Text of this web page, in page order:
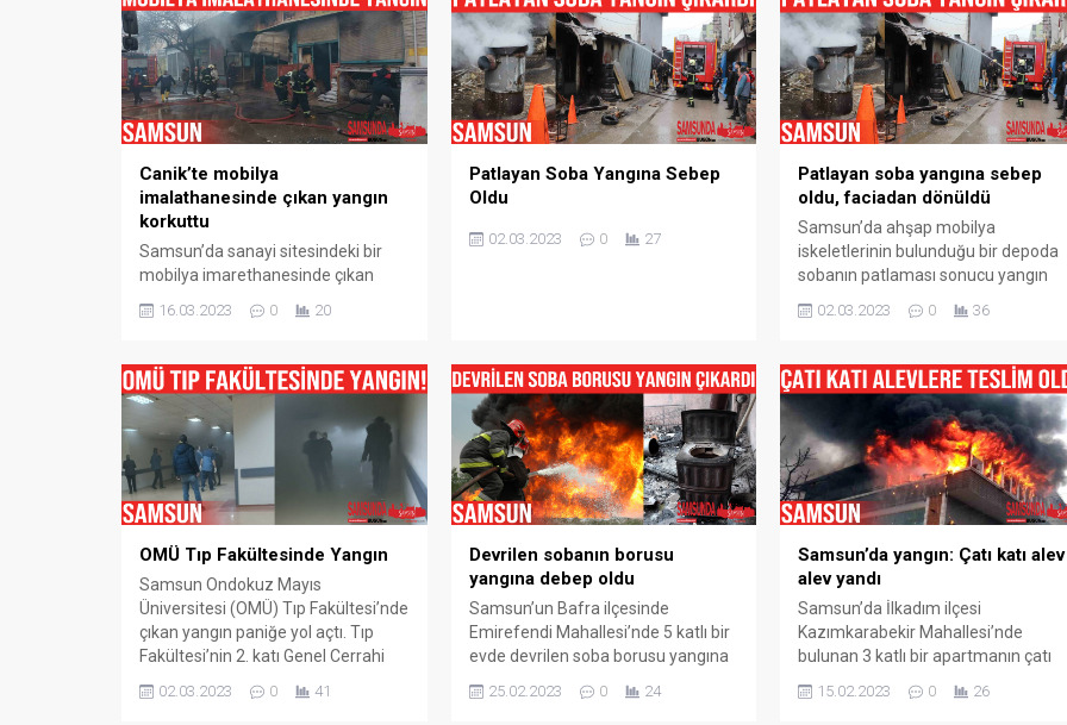
karayolu kenarındaki Kaldırım
Camii‘nin yanında bulunan imamın
kaldığı lojmanda yangın çıktı. Cami
imamı İsmet Söylemez ve ailesi
evde olmadığı sırada çıkan
yangında, alevler tek katlı...
Canik’te mobilya
imalathanesinde çıkan yangın
korkuttu
Samsun’da sanayi sitesindeki bir
mobilya imarethanesinde çıkan
sonucu söndürüldü. Yangın,
Eski Sanayi Sitesi‘ndeki bir mobilya
imalathanesinde saat 06.30
sıralarında meydana geldi. Edinen
bilgiye göre, mobilya
imalathanesinden dumanların
çıktığını gören vatandaşlar olayı 112
Acil Çağrı Merkezine bildirdi. Yangın
16.03.2023 0 20
Patlayan Soba Yangına Sebep
Oldu
02.03.2023 0 27
Patlayan soba yangına sebep
oldu, faciadan dönüldü
Samsun’da ahşap mobilya
iskeletlerinin bulunduğu bir depoda
sobanın patlaması sonucu yangın
depo içerisinde bulunan
dükkanının deposunda çıkan yangın
Canik ilçesi Yenimahalle Yahşihan
Sokak üzerinde bulunan bir depoda
meydana geldi. Bir mobilya
dükkanının deposu olarak kullanılan
ve kanepe, koltuk gibi mobilya
iskeleti bulunan...
02.03.2023 0 36
OMÜ Tıp Fakültesinde Yangın
Samsun Ondokuz Mayıs
Üniversitesi (OMÜ) Tıp Fakültesi’nde
çıkan yangın paniğe yol açtı. Tıp
Fakültesi’nin 2. katı Genel Cerrahi
bilinmeyen bir nedenle yangın çıktı.
02.03.2023 0 41
Devrilen sobanın borusu
yangına debep oldu
Samsun’un Bafra ilçesinde
Emirefendi Mahallesi’nde 5 katlı bir
evde devrilen soba borusu yangına
Emirefendi Mahallesi‘nde 5 katlı
25.02.2023 0 24
Samsun’da yangın: Çatı katı alev
alev yandı
Samsun’da İlkadım ilçesi
Kazımkarabekir Mahallesi’nde
bulunan 3 katlı bir apartmanın çatı
oldu. Yangın, Samsun’un İlkadım
15.02.2023 0 26